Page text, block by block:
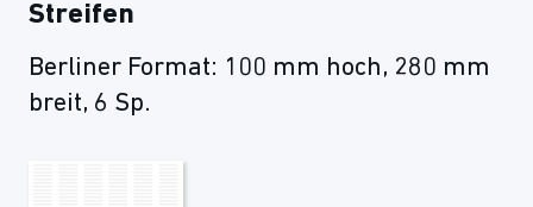
Streifen
Berliner Format: 100 mm hoch, 280 mm
breit, 6 Sp.